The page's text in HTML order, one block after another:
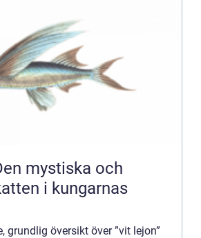
mystiska och
i kungarnas
grundlig översikt över ”vit lejon”